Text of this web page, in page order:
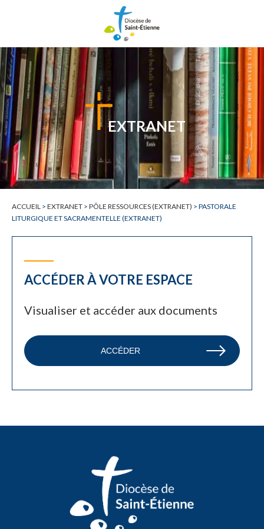
EXTRANET
ACCUEIL > EXTRANET > PÔLE RESSOURCES (EXTRANET) > PASTORALE
LITURGIQUE ET SACRAMENTELLE (EXTRANET)
ACCÉDER À VOTRE ESPACE
Visualiser et accéder aux documents
ACCÉDER